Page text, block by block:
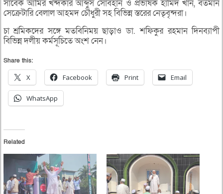
সাবেক আমির খন্দকার আব্দুস সোবহান ও প্রভাষক হামিদ খান, বর্তমান
সেক্রেটারি বেলাল আহমদ চৌধুরী সহ বিভিন্ন স্তরের নেতৃবৃন্দরা।
চা শ্রমিকদের সঙ্গে মতবিনিময় ছাড়াও ডা. শফিকুর রহমান দিনব্যাপী
বিভিন্ন দলীয় কর্মসূচিতে অংশ নেন।
Share this:
X Facebook Print Email
WhatsApp
Related